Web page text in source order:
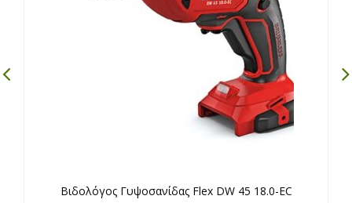
Βιδολόγος Γυψοσανίδας Flex DW 45 18.0-EC